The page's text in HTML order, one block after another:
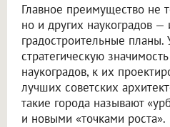
Главное преимущество не
но и других наукоградов
градостроительные планы.
стратегическую
наукоградов, к их
лучших советских
такие города называют
и новыми «точками роста».